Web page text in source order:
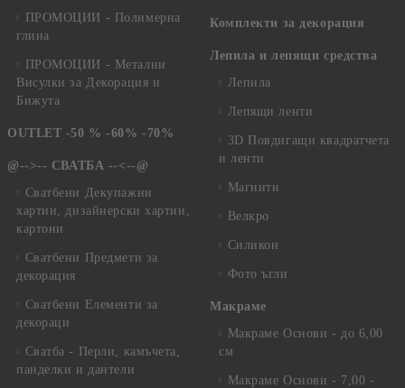
ПРОМОЦИИ - Полимерна
глина
ПРОМОЦИИ - Метални
Висулки за Декорация и
Бижута
OUTLET -50 % -60% -70%
@-->-- СВАТБА --<--@
Сватбени Декупажни
хартии, дизайнерски хартии,
картони
Сватбени Предмети за
декорация
Сватбени Елементи за
декораци
Сватба - Перли, камъчета,
панделки и дантели
Комплекти за декорация
Лепила и лепящи средства
Лепила
Лепящи ленти
3D Повдигащи квадратчета
и ленти
Магнити
Велкро
Силикон
Фото ъгли
Макраме
Макраме Основи - до 6,00
см
Макраме Основи - 7,00 -